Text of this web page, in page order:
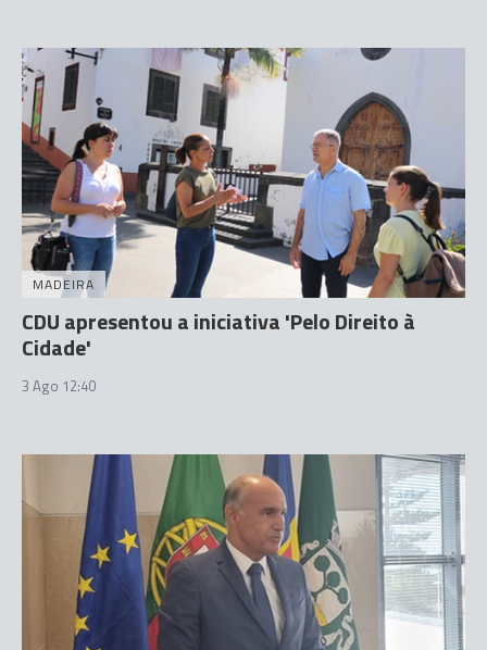
MADEIRA
CDU apresentou a iniciativa 'Pelo Direito à
Cidade'
3 Ago 12:40